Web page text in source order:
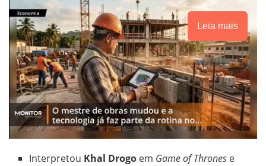
Leia mais
Interpretou Khal Drogo em Game of Thrones e